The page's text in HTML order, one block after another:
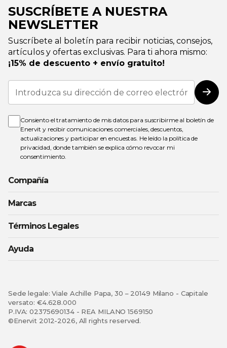
SUSCRÍBETE A NUESTRA
NEWSLETTER
Suscríbete al boletín para recibir noticias, consejos,
artículos y ofertas exclusivas. Para ti ahora mismo:
¡15% de descuento + envío gratuito!
Inscríbase
nuestro
de
noticias:
Consiento el tratamiento de mis datos para suscribirme al boletín de
Enervit y recibir comunicaciones comerciales, descuentos,
actualizaciones y participar en encuestas. He leído la política de
privacidad, donde también se explica cómo revocar mi
consentimiento.
Compañía
Marcas
Términos Legales
Ayuda
Sede legale: Viale Achille Papa, 30 – 20149 Milano - Capitale
versato: €4.628.000
P.IVA: 02375690134 - REA MILANO 1569150
©Enervit 2012-2026, All rights reserved.